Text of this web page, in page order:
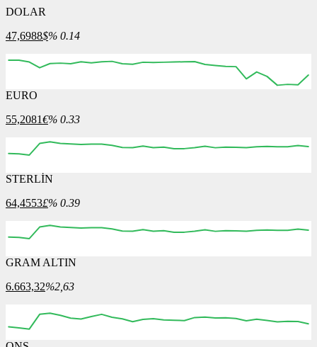
DOLAR
47,6988$% 0.14
EURO
55,2081€% 0.33
STERLİN
64,4553£% 0.39
GRAM ALTIN
6.663,32%2,63